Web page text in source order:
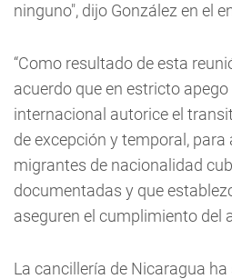
ninguno", dijo González en el
“Como resultado de esta
acuerdo que en estricto
internacional autorice el
de excepción y temporal,
migrantes de nacionalidad
documentadas y que
aseguren el cumplimiento del
La cancillería de Nicaragua